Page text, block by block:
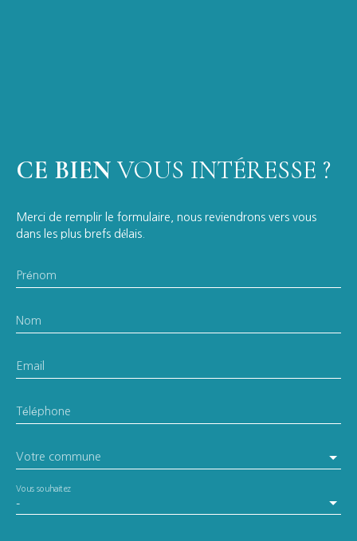
CE BIEN VOUS INTÉRESSE ?
Merci de remplir le formulaire, nous reviendrons vers vous
dans les plus brefs délais.
Prénom
Nom
Email
Téléphone
Votre commune
-
Vous souhaitez